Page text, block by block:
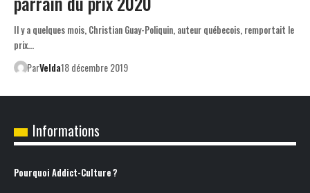
Il y a quelques mois, Christian Guay-Poliquin, auteur québecois, remportait le
prix…
ParVelda18 décembre 2019
Informations
Pourquoi Addict-Culture ?